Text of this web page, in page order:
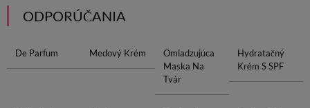
ODPORÚČANIA
De Parfum Medový Krém
Omladzujúca
Maska Na
Tvár
Hydratačný
Krém S SPF